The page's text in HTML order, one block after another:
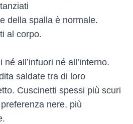
della spalla è normale.
al corpo.
né all’infuori né all’interno.
saldate tra di loro
Cuscinetti spessi più scuri
nere, più